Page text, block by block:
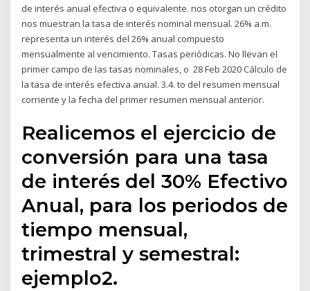
de interés anual efectiva o equivalente. nos otorgan un crédito
nos muestran la tasa de interés nominal mensual. 26% a.m.
representa un interés del 26% anual compuesto
mensualmente al vencimiento. Tasas periódicas. No llevan el
primer campo de las tasas nominales, o 28 Feb 2020 Cálculo de
la tasa de interés efectiva anual. 3.4. to del resumen mensual
corriente y la fecha del primer resumen mensual anterior.
Realicemos el ejercicio de
conversión para una tasa
de interés del 30% Efectivo
Anual, para los periodos de
tiempo mensual,
trimestral y semestral:
ejemplo2.